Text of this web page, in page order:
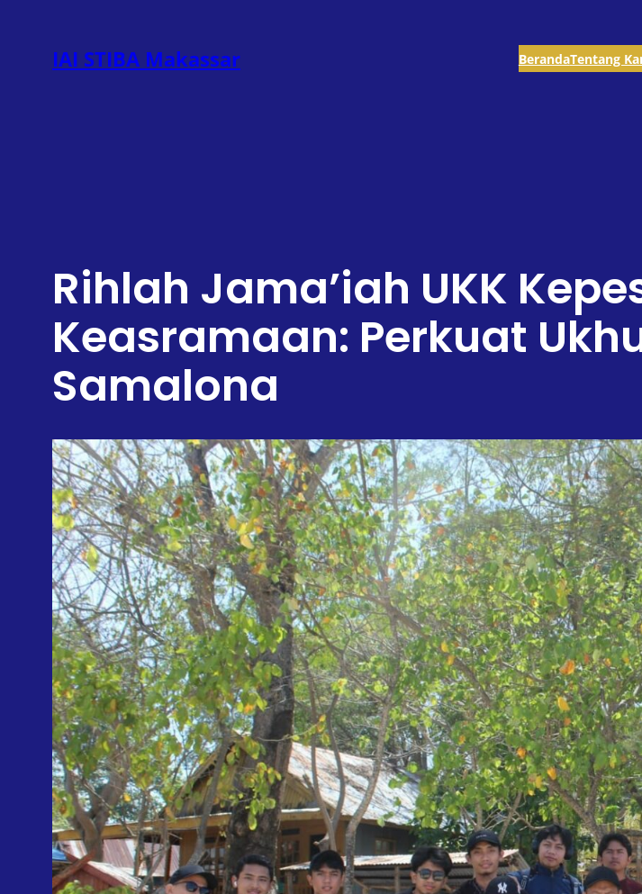
konten
IAI STIBA Makassar BerandaTentang
Rihlah Jama’iah UKK
Keasramaan: Perkuat
Samalona